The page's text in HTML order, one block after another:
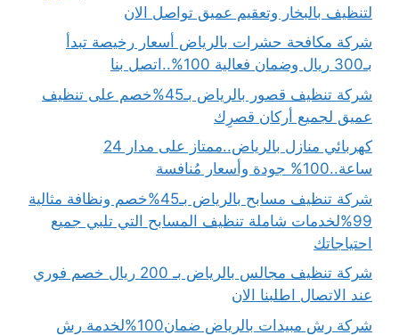
لتنظيف بالبخار وتعقيم عميق تواصل الان
شركة مكافحة حشرات بالرياض أسعار رخيصة تبدأ
بـ300 ريال وضمان فعالية 100%..اتصل بنا
شركة تنظيف قصور بالرياض بـ45%خصم على تنظيف
عميق لجميع أركان قصرِك
كهربائي منازل بالرياض..ممتاز على مدار 24
ساعة..100% جودة وأسعار مُنافسة
شركة تنظيف مسابح بالرياض بـ45%خصم ونظافة مثالية
99%لخدمات شاملة تنظيف المسابح التي تلبي جميع
احتياجاتك
شركة تنظيف مجالس بالرياض بـ 200 ريال خصم فوري
عند الاتصال اطلبنا الان
شركة رش مبيدات بالرياض ضمان100%لخدمة رش